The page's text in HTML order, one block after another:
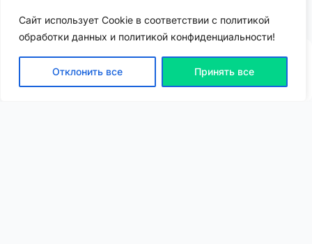
Сайт использует Cookie в соответствии с политикой
обработки данных и политикой конфиденциальности!
Отклонить все Принять все
ВХОД | РЕГИСТРАЦИЯ